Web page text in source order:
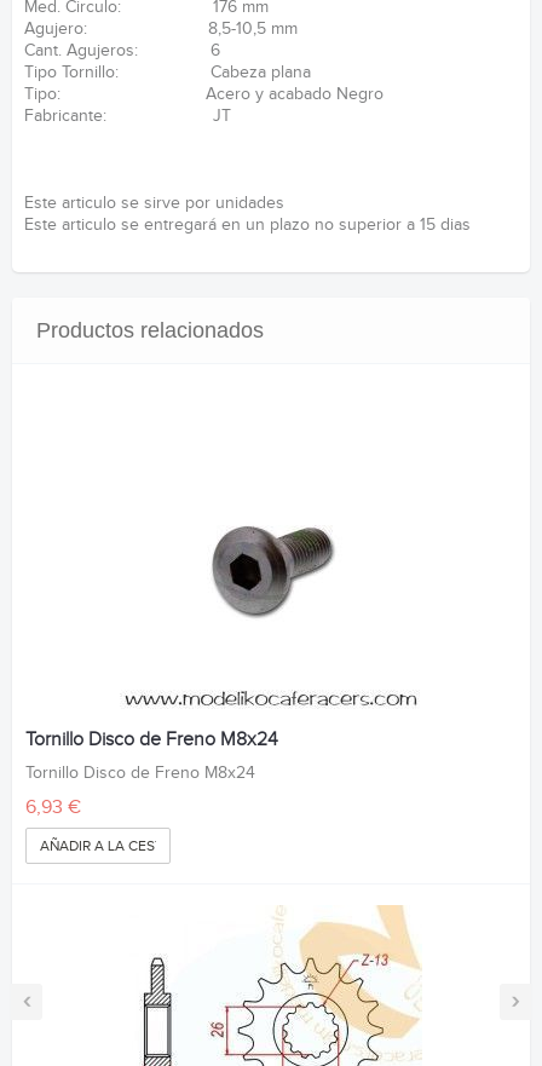
Med. Circulo: 176 mm
Agujero: 8,5-10,5 mm
Cant. Agujeros: 6
Tipo Tornillo: Cabeza plana
Tipo: Acero y acabado Negro
Fabricante: JT
Este articulo se sirve por unidades
Este articulo se entregará en un plazo no superior a 15 dias
Productos relacionados
‹ ›
Tornillo Disco de Freno M8x24
Tornillo Disco de Freno M8x24
6,93 €
AÑADIR A LA CESTA